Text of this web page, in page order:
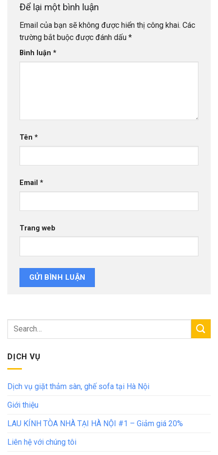
Để lại một bình luận
Email của bạn sẽ không được hiển thị công khai. Các
trường bắt buộc được đánh dấu *
Bình luận *
Tên *
Email *
Trang web
DỊCH VỤ
Dịch vụ giặt thảm sàn, ghế sofa tại Hà Nội
Giới thiệu
LAU KÍNH TÒA NHÀ TẠI HÀ NỘI #1 – Giảm giá 20%
Liên hệ với chúng tôi